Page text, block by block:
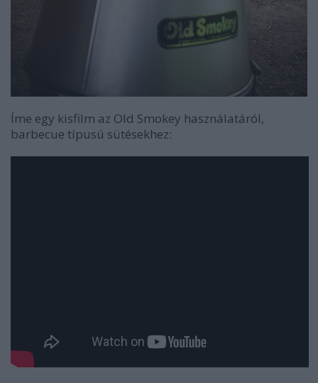
Íme egy kisfilm az Old Smokey használatáról,
barbecue típusú sütésekhez: